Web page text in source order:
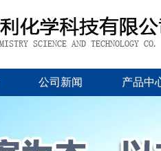
公司新闻 产品中